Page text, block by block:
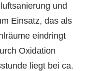
und
Einsatz, das als
eindringt
Oxidation
liegt bei ca.